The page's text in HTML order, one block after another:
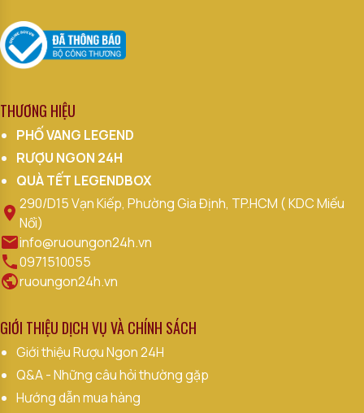
THƯƠNG HIỆU
PHỐ VANG LEGEND
RƯỢU NGON 24H
QUÀ TẾT LEGENDBOX
290/D15 Vạn Kiếp, Phường Gia Định, TP.HCM ( KDC Miếu
Nổi)
info@ruoungon24h.vn
0971510055
ruoungon24h.vn
GIỚI THIỆU DỊCH VỤ VÀ CHÍNH SÁCH
Giới thiệu Rượu Ngon 24H
Q&A - Những câu hỏi thường gặp
Hướng dẫn mua hàng